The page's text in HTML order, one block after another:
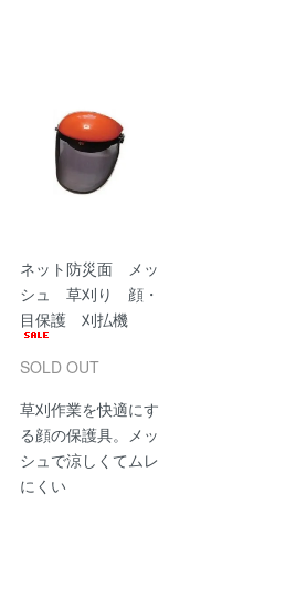
ネット防災面 メッ
シュ 草刈り 顔・
目保護 刈払機
SOLD OUT
草刈作業を快適にす
る顔の保護具。メッ
シュで涼しくてムレ
にくい